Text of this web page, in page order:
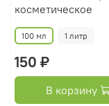
косметическое
100 мл 1 литр
150 ₽
В корзину